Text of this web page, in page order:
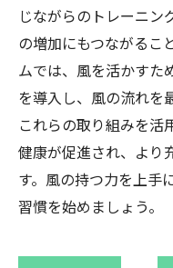
じながらのトレーニン
の増加にもつながるこ
ムでは、風を活かすた
を導入し、風の流れを
これらの取り組みを活
健康が促進され、より
す。風の持つ力を上手
習慣を始めましょう。